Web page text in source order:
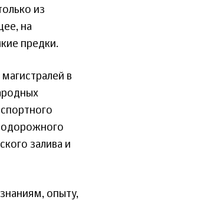
из
на
предки.
в
залива и
опыту,